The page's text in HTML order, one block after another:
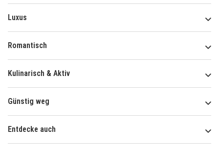
Luxus
Romantisch
Kulinarisch & Aktiv
Günstig weg
Entdecke auch